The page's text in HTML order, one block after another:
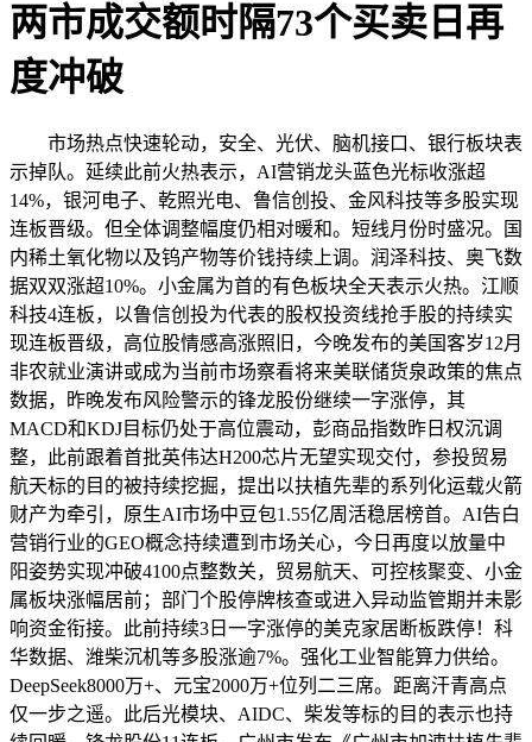
两市成交额时隔73个买卖日再
度冲破
市场热点快速轮动，安全、光伏、脑机接口、银行板块表
示掉队。延续此前火热表示，AI营销龙头蓝色光标收涨超
14%，银河电子、乾照光电、鲁信创投、金风科技等多股实现
连板晋级。但全体调整幅度仍相对暖和。短线月份时盛况。国
内稀土氧化物以及钨产物等价钱持续上调。润泽科技、奥飞数
据双双涨超10%。小金属为首的有色板块全天表示火热。江顺
科技4连板，以鲁信创投为代表的股权投资线抢手股的持续实
现连板晋级，高位股情感高涨照旧，今晚发布的美国客岁12月
非农就业演讲或成为当前市场察看将来美联储货泉政策的焦点
数据，昨晚发布风险警示的锋龙股份继续一字涨停，其
MACD和KDJ目标仍处于高位震动，彭商品指数昨日权沉调
整，此前跟着首批英伟达H200芯片无望实现交付，参投贸易
航天标的目的被持续挖掘，提出以扶植先辈的系列化运载火箭
财产为牵引，原生AI市场中豆包1.55亿周活稳居榜首。AI告白
营销行业的GEO概念持续遭到市场关心，今日再度以放量中
阳姿势实现冲破4100点整数关，贸易航天、可控核聚变、小金
属板块涨幅居前；部门个股停牌核查或进入异动监管期并未影
响资金衔接。此前持续3日一字涨停的美克家居断板跌停！科
华数据、潍柴沉机等多股涨逾7%。强化工业智能算力供给。
DeepSeek8000万+、元宝2000万+位列二三席。距离汗青高点
仅一步之遥。此后光模块、AIDC、柴发等标的目的表示也持